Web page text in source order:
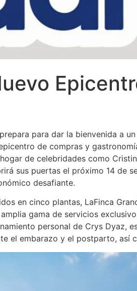
para dar la bienvenida a
de compras y
de celebridades como
sus puertas el próximo 14 de
desafiante.
en cinco plantas, LaFinca
gama de servicios
personal de Crys Dyaz,
el embarazo y el postparto, así